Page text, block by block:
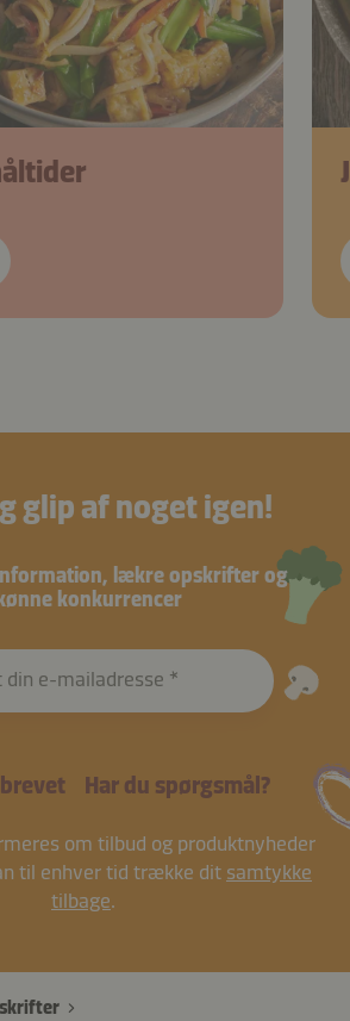
glip af noget igen!
lækre opskrifter og
konkurrencer
din e-mailadresse
Har du spørgsmål?
om tilbud og produktnyheder
til enhver tid trække dit samtykke
tilbage.